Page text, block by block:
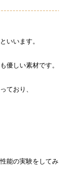
いいます。
優しい素材です。
ており、
能の実験をしてみ